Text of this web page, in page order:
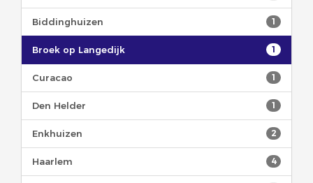
1
Biddinghuizen
1
Broek op Langedijk
1
Curacao
1
Den Helder
2
Enkhuizen
4
Haarlem